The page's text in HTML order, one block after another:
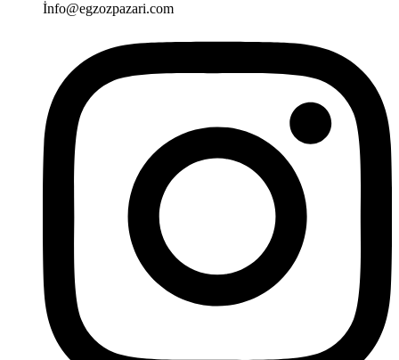
İnfo@egzozpazari.com